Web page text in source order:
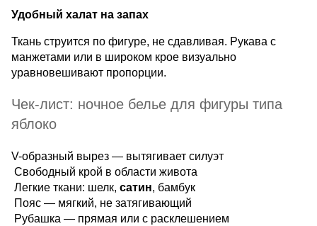
Удобный халат на запах
Ткань струится по фигуре, не сдавливая. Рукава с
манжетами или в широком крое визуально
уравновешивают пропорции.
Чек-лист: ночное белье для фигуры типа
яблоко
V-образный вырез — вытягивает силуэт
Свободный крой в области живота
Легкие ткани: шелк, сатин, бамбук
Пояс — мягкий, не затягивающий
Рубашка — прямая или с расклешением